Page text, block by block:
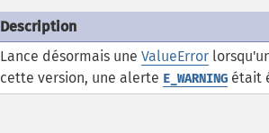
Description
Lance désormais une ValueError
cette version, une alerte E_WARNING était